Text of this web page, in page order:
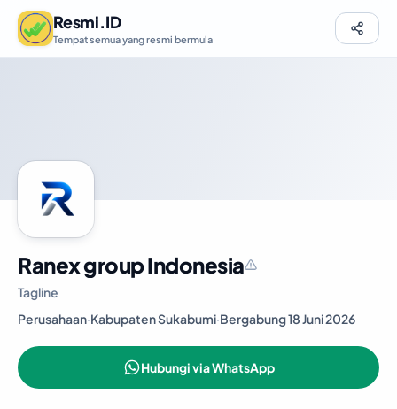
Resmi.ID
Tempat semua yang resmi bermula
Ranex group Indonesia
Tagline
Perusahaan·Kabupaten Sukabumi·Bergabung 18 Juni 2026
Hubungi via WhatsApp